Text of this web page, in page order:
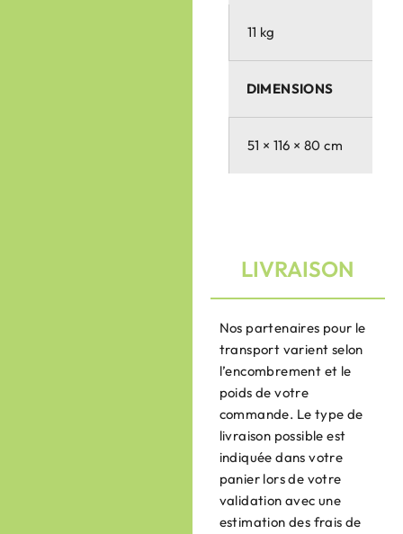
11 kg
DIMENSIONS
51 × 116 × 80 cm
LIVRAISON
Nos partenaires pour le
transport varient selon
l’encombrement et le
poids de votre
commande. Le type de
livraison possible est
indiquée dans votre
panier lors de votre
validation avec une
estimation des frais de